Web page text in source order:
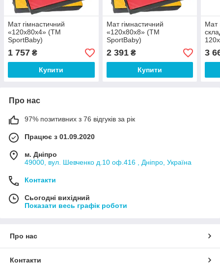
Мат гімнастичний
«120х80х4» (ТМ
SportBaby)
1 757 ₴
Купити
Мат гімнастичний
«120х80х8» (ТМ
SportBaby)
2 391₴
Купити
Мат
3
Про нас
97% позитивних з 76 відгуків за рік
Працює з 01.09.2020
м. Дніпро
49000, вул. Шевченко д.10 оф.416 , Дніпро, Україна
Контакти
Сьогодні вихідний
Показати весь графік роботи
Про нас
Контакти